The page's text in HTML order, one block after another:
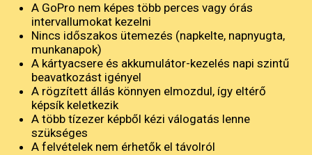
A GoPro nem képes több perces vagy órás
intervallumokat kezelni
Nincs időszakos ütemezés (napkelte, napnyugta,
munkanapok)
A kártyacsere és akkumulátor-kezelés napi szintű
beavatkozást igényel
A rögzített állás könnyen elmozdul, így eltérő
képsík keletkezik
A több tízezer képből kézi válogatás lenne
szükséges
A felvételek nem érhetők el távolról